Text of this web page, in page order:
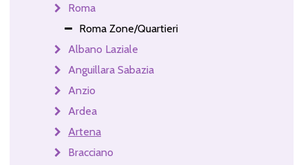
Roma
Roma Zone/Quartieri
Albano Laziale
Anguillara Sabazia
Anzio
Ardea
Artena
Bracciano